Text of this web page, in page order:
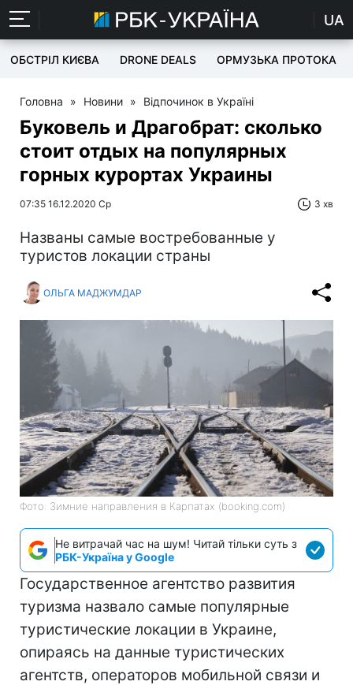
UA
ОБСТРІЛ КИЄВА DRONE DEALS ОРМУЗЬКА ПРОТОКА
Головна » Новини » Відпочинок в Україні
Буковель и Драгобрат: сколько
стоит отдых на популярных
горных курортах Украины
07:35 16.12.2020 Ср 3 хв
Названы самые востребованные у
туристов локации страны
ОЛЬГА МАДЖУМДАР
Фото: Зимние направления в Карпатах (booking.com)
Не витрачай час на шум! Читай тільки суть з
РБК-Україна у Google
Государственное агентство развития
туризма назвало самые популярные
туристические локации в Украине,
опираясь на данные туристических
агентств, операторов мобильной связи и